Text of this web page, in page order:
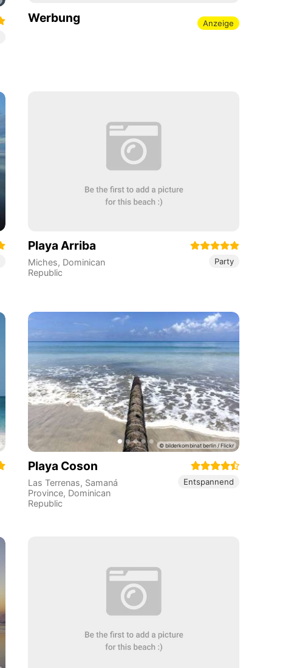
Werbung Anzeige
Playa Arriba
Miches, Dominican
Republic
Party
Playa Coson
Las Terrenas, Samaná
Province, Dominican
Republic
Entspannend